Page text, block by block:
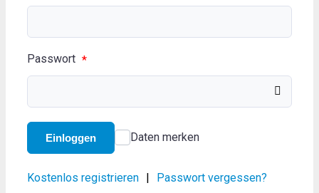
Passwort *
Einloggen Daten merken
Kostenlos registrieren | Passwort vergessen?